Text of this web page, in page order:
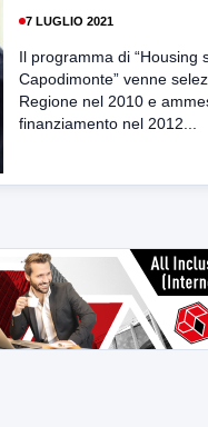
7 LUGLIO 2021
Il programma di “Housing
Capodimonte” venne
Regione nel 2010 e
finanziamento nel 2012...